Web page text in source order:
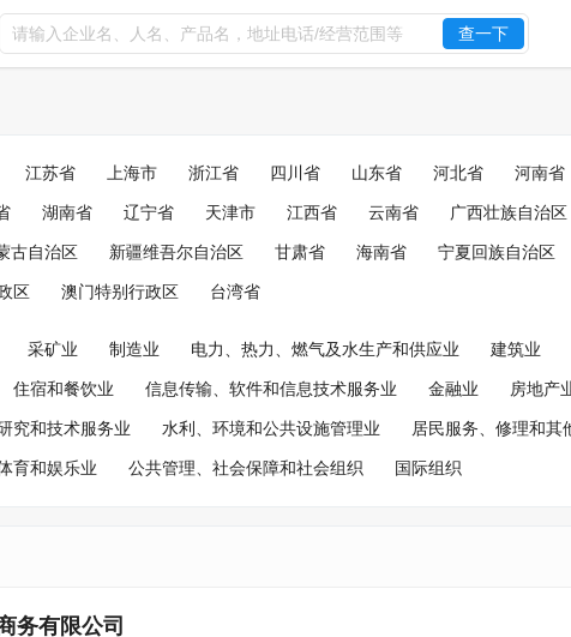
查一下
江苏省 上海市 浙江省 四川省 山东省 河北省 河南省
湖南省 辽宁省 天津市 江西省 云南省 广西壮族自治区
古自治区 新疆维吾尔自治区 甘肃省 海南省 宁夏回族自治区
区 澳门特别行政区 台湾省
采矿业 制造业 电力、热力、燃气及水生产和供应业 建筑业
住宿和餐饮业 信息传输、软件和信息技术服务业 金融业 房地产
究和技术服务业 水利、环境和公共设施管理业 居民服务、修理和其
育和娱乐业 公共管理、社会保障和社会组织 国际组织
务有限公司